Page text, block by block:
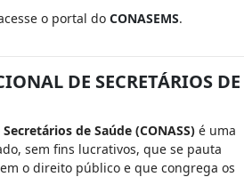
o portal do CONASEMS.
DE SECRETÁRIOS DE
de Saúde (CONASS) é uma
sem fins lucrativos, que se pauta
o direito público e que congrega os